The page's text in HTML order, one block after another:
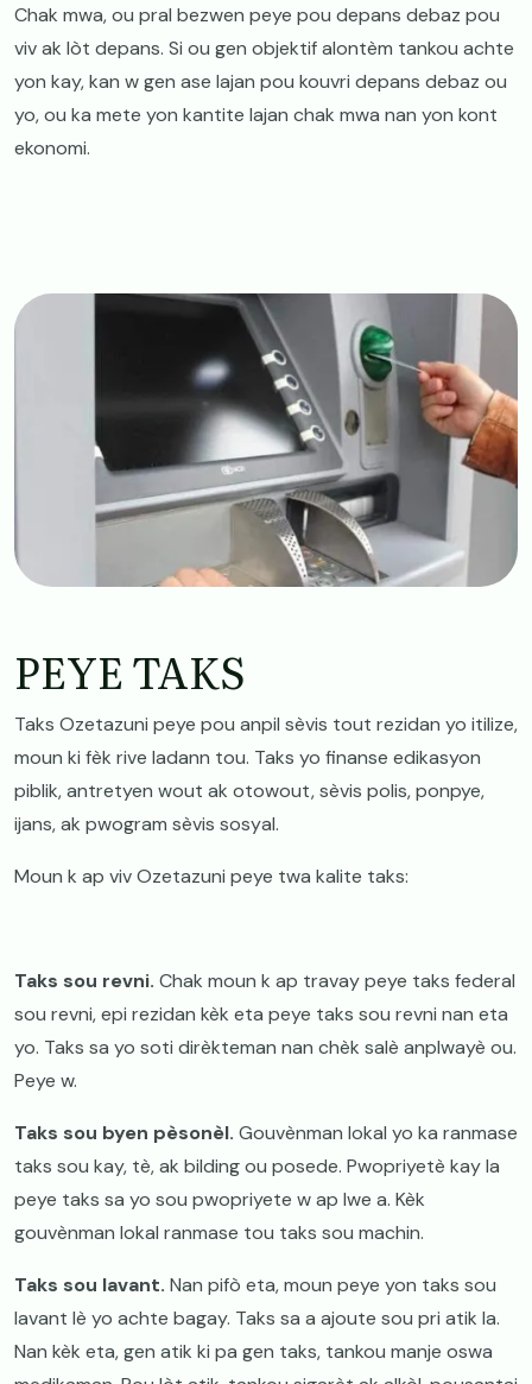
Chak mwa, ou pral bezwen peye pou depans debaz pou
viv ak lòt depans. Si ou gen objektif alontèm tankou achte
yon kay, kan w gen ase lajan pou kouvri depans debaz ou
yo, ou ka mete yon kantite lajan chak mwa nan yon kont
ekonomi.
Image
PEYE TAKS
Taks Ozetazuni peye pou anpil sèvis tout rezidan yo itilize,
moun ki fèk rive ladann tou. Taks yo finanse edikasyon
piblik, antretyen wout ak otowout, sèvis polis, ponpye,
ijans, ak pwogram sèvis sosyal.
Moun k ap viv Ozetazuni peye twa kalite taks:
Taks sou revni. Chak moun k ap travay peye taks federal
sou revni, epi rezidan kèk eta peye taks sou revni nan eta
yo. Taks sa yo soti dirèkteman nan chèk salè anplwayè ou.
Peye w.
Taks sou byen pèsonèl. Gouvènman lokal yo ka ranmase
taks sou kay, tè, ak bilding ou posede. Pwopriyetè kay la
peye taks sa yo sou pwopriyete w ap lwe a. Kèk
gouvènman lokal ranmase tou taks sou machin.
Taks sou lavant. Nan pifò eta, moun peye yon taks sou
lavant lè yo achte bagay. Taks sa a ajoute sou pri atik la.
Nan kèk eta, gen atik ki pa gen taks, tankou manje oswa